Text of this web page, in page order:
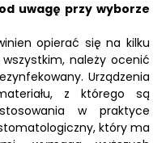
uwagę przy wyborze
opierać się na kilku
należy ocenić
Urządzenia
z którego są
w praktyce
który ma